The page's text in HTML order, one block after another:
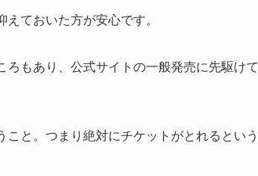
ておいた方が安心です。
もあり、 公式サイトの一般発売に先駆けて
と。つまり絶対にチケットがとれるという